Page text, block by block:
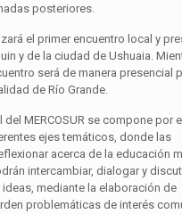
posteriores.
el primer encuentro local y
y de la ciudad de Ushuaia.
será de manera presencial
de Río Grande.
del MERCOSUR se compone por
ejes temáticos, donde las
acerca de la educación
intercambiar, dialogar y
mediante la elaboración de
problemáticas de interés